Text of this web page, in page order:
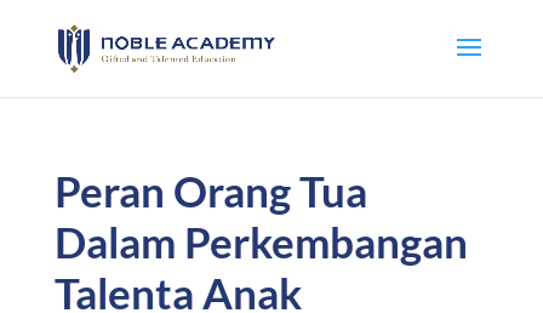
Peran Orang Tua
Dalam Perkembangan
Talenta Anak